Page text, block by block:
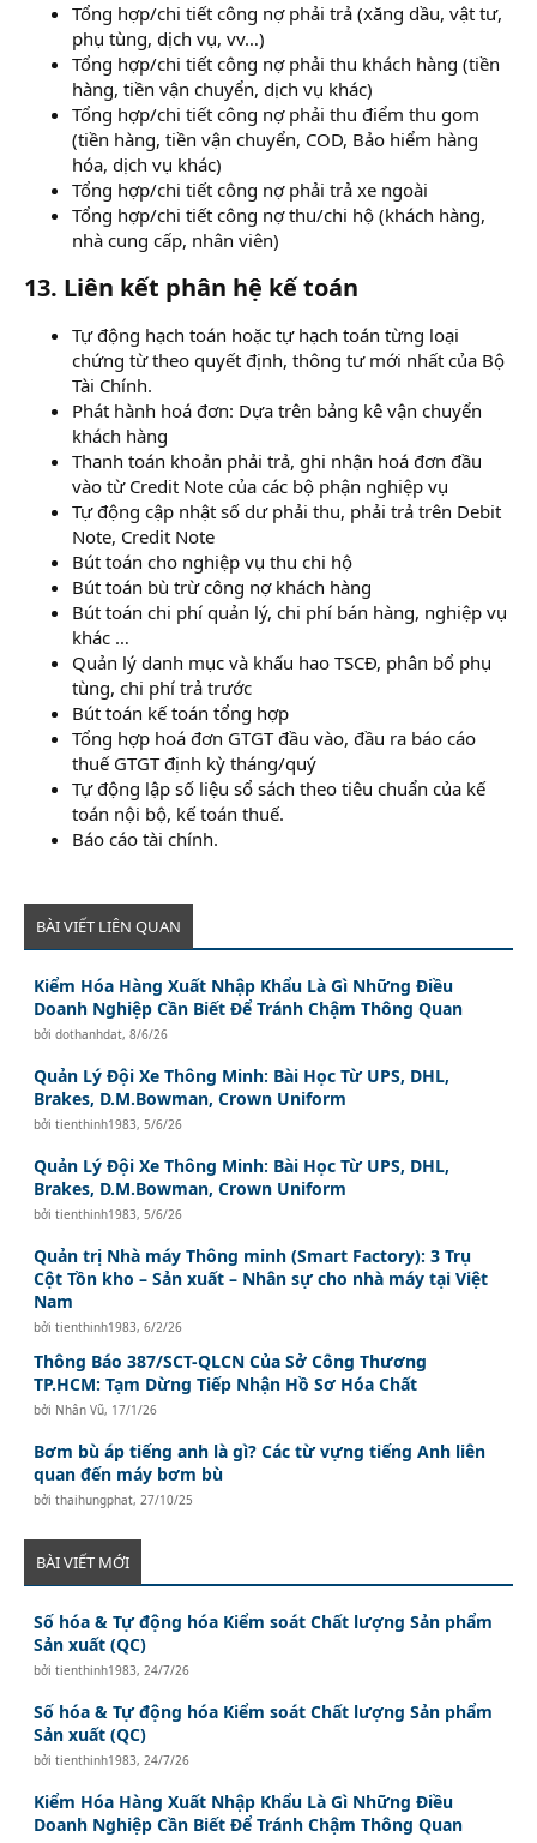
Tổng hợp/chi tiết công nợ phải trả (xăng dầu, vật tư,
phụ tùng, dịch vụ, vv…)
Tổng hợp/chi tiết công nợ phải thu khách hàng (tiền
hàng, tiền vận chuyển, dịch vụ khác)
Tổng hợp/chi tiết công nợ phải thu điểm thu gom
(tiền hàng, tiền vận chuyển, COD, Bảo hiểm hàng
hóa, dịch vụ khác)
Tổng hợp/chi tiết công nợ phải trả xe ngoài
Tổng hợp/chi tiết công nợ thu/chi hộ (khách hàng,
nhà cung cấp, nhân viên)
13. Liên kết phân hệ kế toán
Tự động hạch toán hoặc tự hạch toán từng loại
chứng từ theo quyết định, thông tư mới nhất của Bộ
Tài Chính.
Phát hành hoá đơn: Dựa trên bảng kê vận chuyển
khách hàng
Thanh toán khoản phải trả, ghi nhận hoá đơn đầu
vào từ Credit Note của các bộ phận nghiệp vụ
Tự động cập nhật số dư phải thu, phải trả trên Debit
Note, Credit Note
Bút toán cho nghiệp vụ thu chi hộ
Bút toán bù trừ công nợ khách hàng
Bút toán chi phí quản lý, chi phí bán hàng, nghiệp vụ
khác …
Quản lý danh mục và khấu hao TSCĐ, phân bổ phụ
tùng, chi phí trả trước
Bút toán kế toán tổng hợp
Tổng hợp hoá đơn GTGT đầu vào, đầu ra báo cáo
thuế GTGT định kỳ tháng/quý
Tự động lập số liệu sổ sách theo tiêu chuẩn của kế
toán nội bộ, kế toán thuế.
Báo cáo tài chính.
BÀI VIẾT LIÊN QUAN
Kiểm Hóa Hàng Xuất Nhập Khẩu Là Gì Những Điều
Doanh Nghiệp Cần Biết Để Tránh Chậm Thông Quan
bởidothanhdat,8/6/26
Quản Lý Đội Xe Thông Minh: Bài Học Từ UPS, DHL,
Brakes, D.M.Bowman, Crown Uniform
bởitienthinh1983,5/6/26
Quản Lý Đội Xe Thông Minh: Bài Học Từ UPS, DHL,
Brakes, D.M.Bowman, Crown Uniform
bởitienthinh1983,5/6/26
Quản trị Nhà máy Thông minh (Smart Factory): 3 Trụ
Cột Tồn kho – Sản xuất – Nhân sự cho nhà máy tại Việt
Nam
bởitienthinh1983,6/2/26
Thông Báo 387/SCT-QLCN Của Sở Công Thương
TP.HCM: Tạm Dừng Tiếp Nhận Hồ Sơ Hóa Chất
bởi Nhân Vũ, 17/1/26
Bơm bù áp tiếng anh là gì? Các từ vựng tiếng Anh liên
quan đến máy bơm bù
bởithaihungphat,27/10/25
BÀI VIẾT MỚI
Số hóa & Tự động hóa Kiểm soát Chất lượng Sản phẩm
Sản xuất (QC)
bởitienthinh1983,24/7/26
Số hóa & Tự động hóa Kiểm soát Chất lượng Sản phẩm
Sản xuất (QC)
bởitienthinh1983,24/7/26
Kiểm Hóa Hàng Xuất Nhập Khẩu Là Gì Những Điều
Doanh Nghiệp Cần Biết Để Tránh Chậm Thông Quan